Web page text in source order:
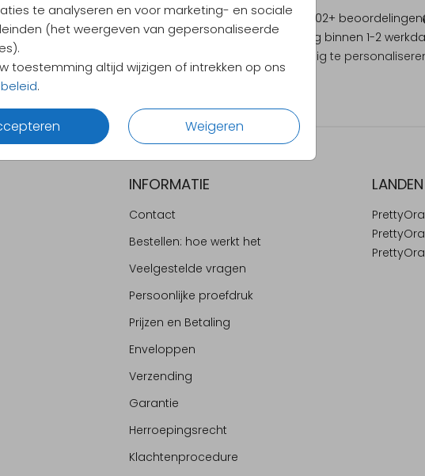
te analyseren en voor marketing- en sociale
(het weergeven van gepersonaliseerde
toestemming altijd wijzigen of intrekken op ons
.
Weigeren
9,4/ 10 - 1202+ beoordelingen
Verzending binnen 1-2
Alles volledig te
INFORMATIE
Contact
Bestellen: hoe werkt het
Veelgestelde vragen
Persoonlijke proefdruk
Prijzen en Betaling
Enveloppen
Verzending
Garantie
Herroepingsrecht
Klachtenprocedure
LANDEN